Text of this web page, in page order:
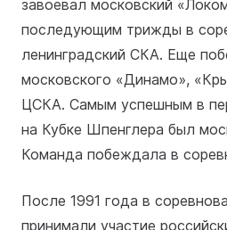
завоевал московский
последующим трижды в
ленинградский СКА. Еще
московского «Динамо»,
ЦСКА. Самым успешным в
на Кубке Шпенглера был
Команда побеждала в
После 1991 года в
принимали участие